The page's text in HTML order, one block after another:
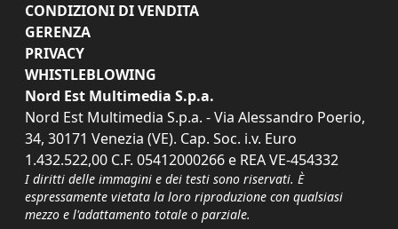
CONDIZIONI DI VENDITA
GERENZA
PRIVACY
WHISTLEBLOWING
Nord Est Multimedia S.p.a.
Nord Est Multimedia S.p.a. - Via Alessandro Poerio,
34, 30171 Venezia (VE). Cap. Soc. i.v. Euro
1.432.522,00 C.F. 05412000266 e REA VE-454332
I diritti delle immagini e dei testi sono riservati. È
espressamente vietata la loro riproduzione con qualsiasi
mezzo e l'adattamento totale o parziale.